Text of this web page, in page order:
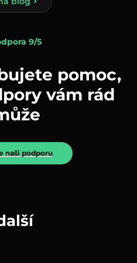
9/5
pomoc,
vám rád
naši podporu